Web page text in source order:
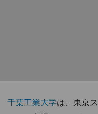
千葉工業大学は、東京